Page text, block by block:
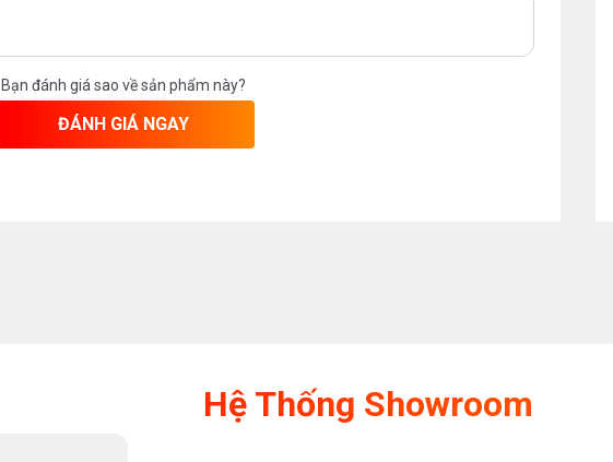
Bạn đánh giá sao về sản phẩm này?
ĐÁNH GIÁ NGAY
Hệ Thống Showroom